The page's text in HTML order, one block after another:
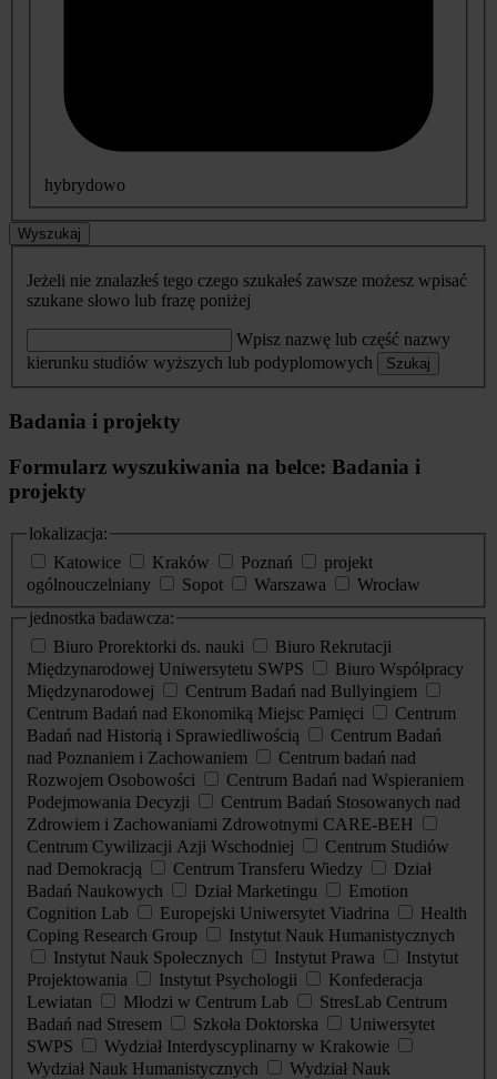
hybrydowo
Wyszukaj
Jeżeli nie znalazłeś tego czego szukałeś zawsze możesz wpisać
szukane słowo lub frazę poniżej
Wpisz nazwę lub część nazwy
kierunku studiów wyższych lub podyplomowych
Szukaj
Badania i projekty
Formularz wyszukiwania na belce: Badania i
projekty
lokalizacja:
Katowice
Kraków Poznań
projekt
ogólnouczelniany
Sopot Warszawa
Wrocław
jednostka badawcza:
Biuro Prorektorki ds. nauki
Biuro Rekrutacji
Międzynarodowej Uniwersytetu SWPS
Biuro Współpracy
Międzynarodowej
Centrum Badań nad Bullyingiem
Centrum Badań nad Ekonomiką Miejsc Pamięci
Centrum
Badań nad Historią i Sprawiedliwością
Centrum Badań
nad Poznaniem i Zachowaniem
Centrum badań nad
Rozwojem Osobowości
Centrum Badań nad Wspieraniem
Podejmowania Decyzji
Centrum Badań Stosowanych nad
Zdrowiem i Zachowaniami Zdrowotnymi CARE-BEH
Centrum Cywilizacji Azji Wschodniej
Centrum Studiów
nad Demokracją
Centrum Transferu Wiedzy
Dział
Badań Naukowych
Dział Marketingu
Emotion
Cognition Lab
Europejski Uniwersytet Viadrina
Health
Coping Research Group
Instytut Nauk Humanistycznych
Instytut Nauk Społecznych
Instytut Prawa
Instytut
Projektowania
Instytut Psychologii
Konfederacja
Lewiatan
Młodzi w Centrum Lab
StresLab Centrum
Badań nad Stresem
Szkoła Doktorska
Uniwersytet
SWPS
Wydział Interdyscyplinarny w Krakowie
Wydział Nauk Humanistycznych
Wydział Nauk